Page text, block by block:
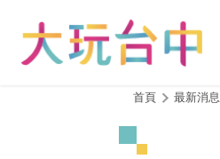
首頁 最新消息